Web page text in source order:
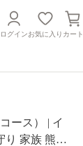
ログインお気に入り カート
ース） | イ
り 家族 熊本